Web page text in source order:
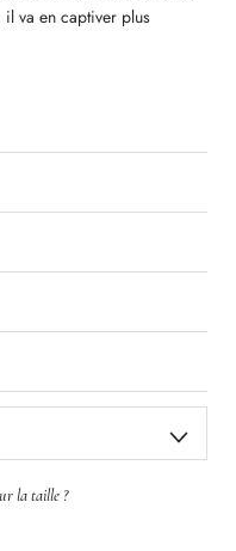
il va en captiver plus
la taille ?